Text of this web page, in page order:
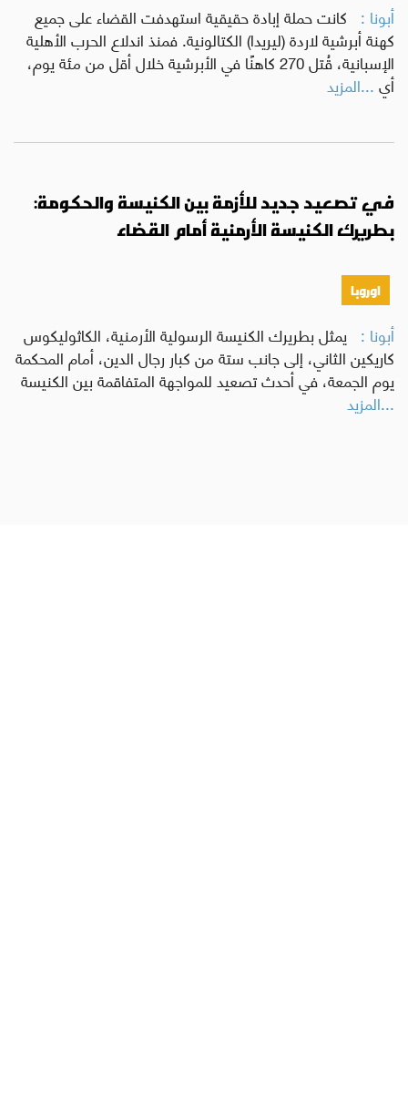
أبونا : كانت حملة إبادة حقيقية استهدفت القضاء على جميع
كهنة أبرشية لاردة (ليريدا) الكتالونية. فمنذ اندلاع الحرب الأهلية
الإسبانية، قُتل 270 كاهنًا في الأبرشية خلال أقل من مئة يوم،
أي...المزيد
في تصعيد جديد للأزمة بين الكنيسة والحكومة:
بطريرك الكنيسة الأرمنية أمام القضاء
اوروبا
أبونا : يمثل بطريرك الكنيسة الرسولية الأرمنية، الكاثوليكوس
كاريكين الثاني، إلى جانب ستة من كبار رجال الدين، أمام المحكمة
يوم الجمعة، في أحدث تصعيد للمواجهة المتفاقمة بين الكنيسة
...المزيد